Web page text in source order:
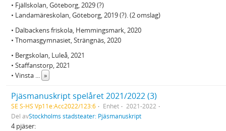
• Fjällskolan, Göteborg, 2029 (?)
• Landamäreskolan, Göteborg, 2019 (?). (2 omslag)
• Dalbackens friskola, Hemmingsmark, 2020
• Thomasgymnasiet, Strängnäs, 2020
• Bergskolan, Luleå, 2021
• Staffanstorp, 2021
• Vinsta ... »
Pjäsmanuskript spelåret 2021/2022 (3)
SE S-HS Vp11e:Acc2022/123:6 Enhet
2021-2022
Del avStockholms stadsteater: Pjäsmanuskript
4 pjäser: